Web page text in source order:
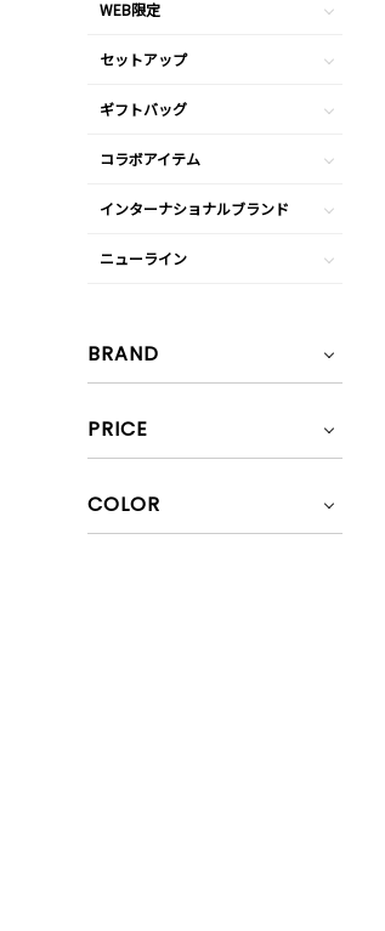
WEB限定
セットアップ
ギフトバッグ
コラボアイテム
インターナショナルブランド
ニューライン
BRAND
PRICE
COLOR